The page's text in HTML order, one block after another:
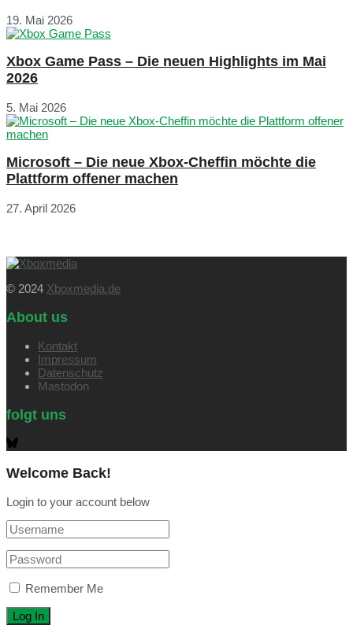
19. Mai 2026
Xbox Game Pass – Die neuen Highlights im Mai
2026
5. Mai 2026
Microsoft – Die neue Xbox-Cheffin möchte die
Plattform offener machen
27. April 2026
© 2024 Xboxmedia.de
About us
Kontakt
Impressum
Datenschutz
Mastodon
folgt uns
Welcome Back!
Login to your account below
Remember Me